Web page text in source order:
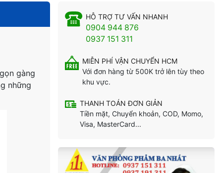
gàng
những
HỖ TRỢ TƯ VẤN NHANH
0904 944 876
0937 151 311
MIỄN PHÍ VẬN CHUYỂN HCM
Với đơn hàng từ 500K trở lên tùy theo
khu vực.
THANH TOÁN ĐƠN GIẢN
Tiền mặt, Chuyển khoản, COD, Momo,
Visa, MasterCard...